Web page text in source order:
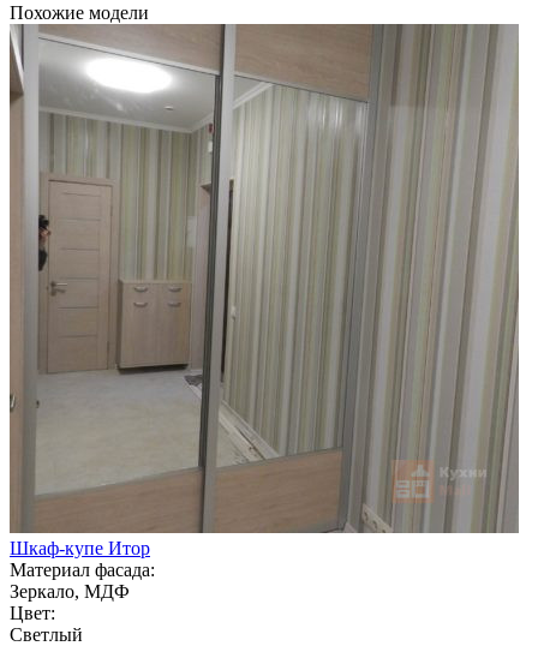
Похожие модели
Шкаф-купе Итор
Материал фасада:
Зеркало, МДФ
Цвет:
Светлый